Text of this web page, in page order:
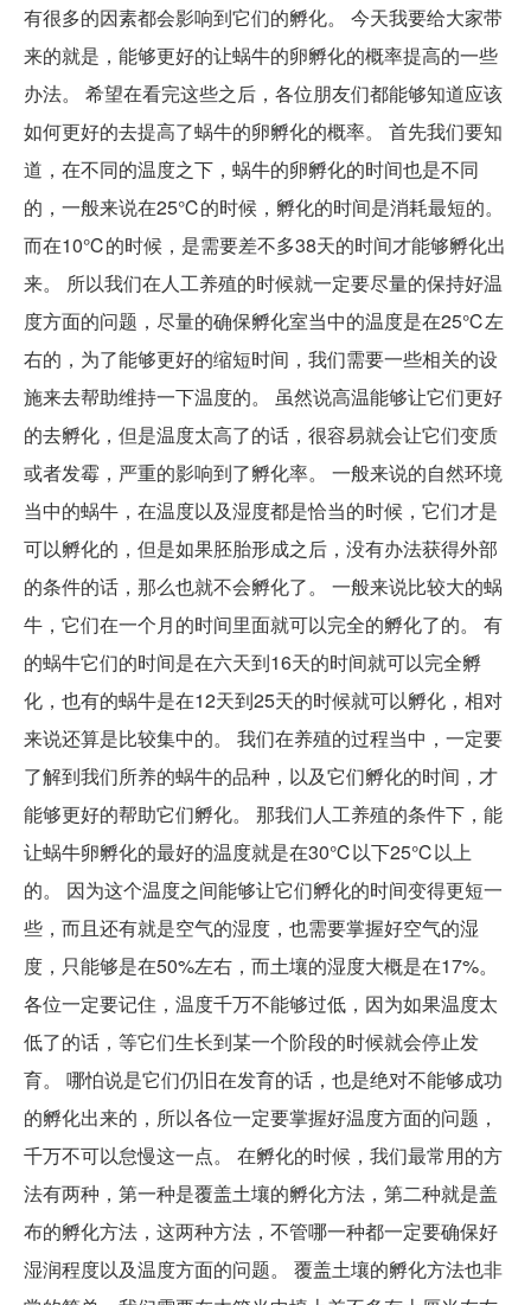
有很多的因素都会影响到它们的孵化。 今天我要给大家带
来的就是，能够更好的让蜗牛的卵孵化的概率提高的一些
办法。 希望在看完这些之后，各位朋友们都能够知道应该
如何更好的去提高了蜗牛的卵孵化的概率。 首先我们要知
道，在不同的温度之下，蜗牛的卵孵化的时间也是不同
的，一般来说在25℃的时候，孵化的时间是消耗最短的。
而在10℃的时候，是需要差不多38天的时间才能够孵化出
来。 所以我们在人工养殖的时候就一定要尽量的保持好温
度方面的问题，尽量的确保孵化室当中的温度是在25℃左
右的，为了能够更好的缩短时间，我们需要一些相关的设
施来去帮助维持一下温度的。 虽然说高温能够让它们更好
的去孵化，但是温度太高了的话，很容易就会让它们变质
或者发霉，严重的影响到了孵化率。 一般来说的自然环境
当中的蜗牛，在温度以及湿度都是恰当的时候，它们才是
可以孵化的，但是如果胚胎形成之后，没有办法获得外部
的条件的话，那么也就不会孵化了。 一般来说比较大的蜗
牛，它们在一个月的时间里面就可以完全的孵化了的。 有
的蜗牛它们的时间是在六天到16天的时间就可以完全孵
化，也有的蜗牛是在12天到25天的时候就可以孵化，相对
来说还算是比较集中的。 我们在养殖的过程当中，一定要
了解到我们所养的蜗牛的品种，以及它们孵化的时间，才
能够更好的帮助它们孵化。 那我们人工养殖的条件下，能
让蜗牛卵孵化的最好的温度就是在30℃以下25℃以上
的。 因为这个温度之间能够让它们孵化的时间变得更短一
些，而且还有就是空气的湿度，也需要掌握好空气的湿
度，只能够是在50%左右，而土壤的湿度大概是在17%。
各位一定要记住，温度千万不能够过低，因为如果温度太
低了的话，等它们生长到某一个阶段的时候就会停止发
育。 哪怕说是它们仍旧在发育的话，也是绝对不能够成功
的孵化出来的，所以各位一定要掌握好温度方面的问题，
千万不可以怠慢这一点。 在孵化的时候，我们最常用的方
法有两种，第一种是覆盖土壤的孵化方法，第二种就是盖
布的孵化方法，这两种方法，不管哪一种都一定要确保好
湿润程度以及温度方面的问题。 覆盖土壤的孵化方法也非